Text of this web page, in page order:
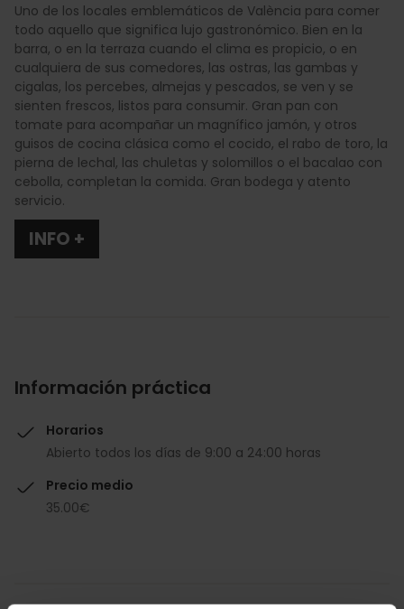
Uno de los locales emblemáticos de València para comer
todo aquello que significa lujo gastronómico. Bien en la
barra, o en la terraza cuando el clima es propicio, o en
cualquiera de sus comedores, las ostras, las gambas y
cigalas, los percebes, almejas y pescados, se ven y se
sienten frescos, listos para consumir. Gran pan con
tomate para acompañar un magnífico jamón, y otros
guisos de cocina clásica como el cocido, el rabo de toro, la
pierna de lechal, las chuletas y solomillos o el bacalao con
cebolla, completan la comida. Gran bodega y atento
servicio.
INFO +
Información práctica
Horarios
Abierto todos los días de 9:00 a 24:00 horas
Precio medio
35.00€